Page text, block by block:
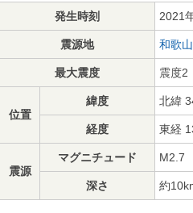
発生時刻 2021
震源地 和歌
最大震度 震度2
位置
緯度 北緯
経度 東経
震源
マグニチュード M2.7
深さ 約